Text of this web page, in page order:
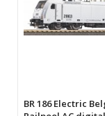
BR 186 Electric